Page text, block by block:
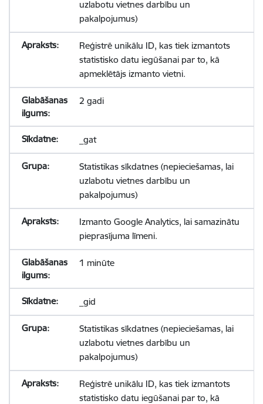
uzlabotu vietnes darbību un
pakalpojumus)
Reģistrē unikālu ID, kas tiek izmantots
statistisko datu iegūšanai par to, kā
apmeklētājs izmanto vietni.
2 gadi
_gat
Statistikas sīkdatnes (nepieciešamas, lai
uzlabotu vietnes darbību un
pakalpojumus)
Izmanto Google Analytics, lai samazinātu
pieprasījuma līmeni.
1 minūte
_gid
Statistikas sīkdatnes (nepieciešamas, lai
uzlabotu vietnes darbību un
pakalpojumus)
Reģistrē unikālu ID, kas tiek izmantots
statistisko datu iegūšanai par to, kā